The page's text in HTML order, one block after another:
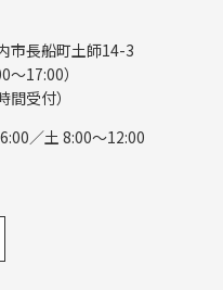
市長船町土師14-3
17:00）
受付）
／土 8:00～12:00